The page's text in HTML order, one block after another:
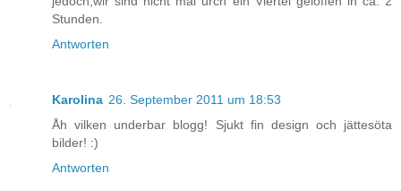
Stunden.
Antworten
Karolina 26. September 2011 um 18:53
Åh vilken underbar blogg! Sjukt fin design och jättesöta
bilder! :)
Antworten